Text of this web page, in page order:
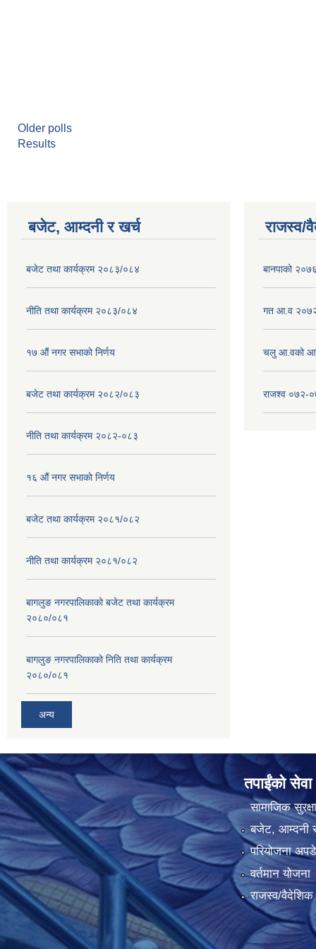
Older polls
Results
बजेट, आम्दनी र खर्च
बजेट तथा कार्यक्रम २०८३/०८४
नीति तथा कार्यक्रम २०८३/०८४
१७ ‌‍औं नगर सभाकाे निर्णय
बजेट तथा कार्यक्रम २०८२/०८३
नीति तथा कार्यक्रम २०८२-०८३
१६ ‌औं नगर सभाकाे निर्णय
बजेट तथा कार्यक्रम २०८१/०८२
नीति तथा कार्यक्रम २०८१/०८२
बागलुङ नगरपालिकाको बजेट तथा कार्यक्रम
२०८०/०८१
बागलुङ नगरपालिकाको निति तथा कार्यक्रम
२०८०/०८१
अन्य
राजस्व/
बानपाको
गत आ.व
चलु आ.वको
राजश्व ०७२-
तपाईंको सेवा
सामाजिक सुरक्षा
बजेट, आम्दनी
परियोजना
वर्तमान योजना
राजस्व/वैदेशिक